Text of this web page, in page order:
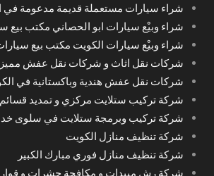
شراء سيارات مستعملة قديمة مدعومة في
شراء وبيْع سيارات ابو الحصاني مكتب بيع
شراء وبيْع سيارات الكويت مكتب بيع
شركات نقل اثاث و شركات نقل عفش
شركات نقل عفش هندية وباكستانية في
شركة تركيب ستلايت مركزي و تمديد
شركة تركيب وبرمجة ستلايت في سلوى
شركة تنظيف منازل الكويت
شركة تنظيف منازل فوري مبارك الكبير
شركة رش مبيدات و مكافحة حشرات و